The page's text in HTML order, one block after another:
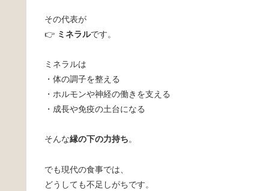
その代表が
👉 ミネラルです。
ミネラルは
・体の調子を整える
・ホルモンや神経の働きを支える
・成長や免疫の土台になる
そんな縁の下の力持ち。
でも現代の食事では、
どうしても不足しがちです。